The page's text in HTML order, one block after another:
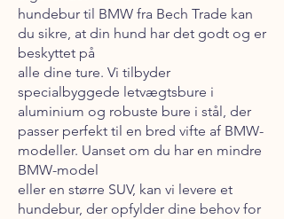
hundebur til BMW fra Bech Trade kan
du sikre, at din hund har det godt og er
beskyttet på
alle dine ture. Vi tilbyder
specialbyggede letvægtsbure i
aluminium og robuste bure i stål, der
passer perfekt til en bred vifte af BMW-
modeller. Uanset om du har en mindre
BMW-model
eller en større SUV, kan vi levere et
hundebur, der opfylder dine behov for